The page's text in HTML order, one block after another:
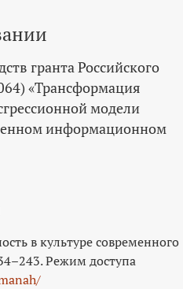
гранта Российского
«Трансформация
модели
информационном
в культуре современного
Режим доступа